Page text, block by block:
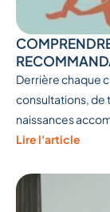
Derrière chaque
consultations, de
naissances
Lire l'article